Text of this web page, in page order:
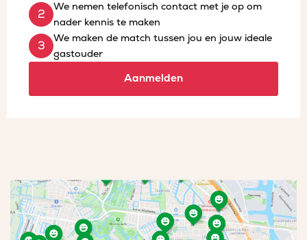
We nemen telefonisch contact met je op om
nader kennis te maken
We maken de match tussen jou en jouw ideale
gastouder
Aanmelden